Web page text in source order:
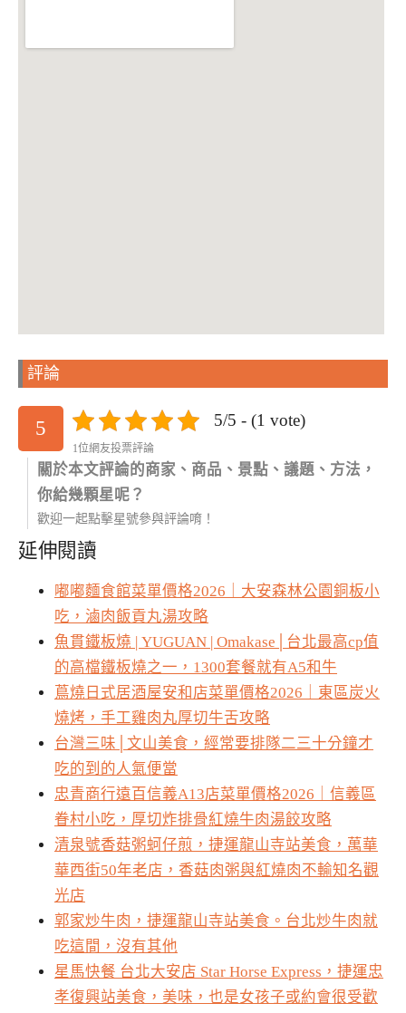
評論
5 5/5 - (1 vote)
1位網友投票評論
關於本文評論的商家、商品、景點、議題、方法，
你給幾顆星呢？
歡迎一起點擊星號參與評論唷！
延伸閱讀
嘟嘟麵食館菜單價格2026｜大安森林公園銅板小
吃，滷肉飯貢丸湯攻略
魚貫鐵板燒 | YUGUAN | Omakase│台北最高cp值
的高檔鐵板燒之一，1300套餐就有A5和牛
蔦燒日式居酒屋安和店菜單價格2026｜東區炭火
燒烤，手工雞肉丸厚切牛舌攻略
台灣三味│文山美食，經常要排隊二三十分鐘才
吃的到的人氣便當
忠青商行遠百信義A13店菜單價格2026｜信義區
眷村小吃，厚切炸排骨紅燒牛肉湯餃攻略
清泉號香菇粥蚵仔煎，捷運龍山寺站美食，萬華
華西街50年老店，香菇肉粥與紅燒肉不輸知名觀
光店
郭家炒牛肉，捷運龍山寺站美食。台北炒牛肉就
吃這間，沒有其他
星馬快餐 台北大安店 Star Horse Express，捷運忠
孝復興站美食，美味，也是女孩子或約會很受歡